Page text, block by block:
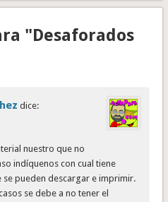
"Desaforados
dice:
nuestro que no
indíquenos con cual tiene
pueden descargar e imprimir.
se debe a no tener el